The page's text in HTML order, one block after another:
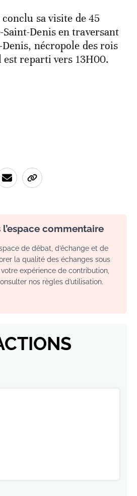
sa visite de 45
Denis en traversant
nécropole des rois
reparti vers 13H00.
commentaire
de débat, d’échange et de
la qualité des échanges sous
expérience de contribution,
nos règles d’utilisation.